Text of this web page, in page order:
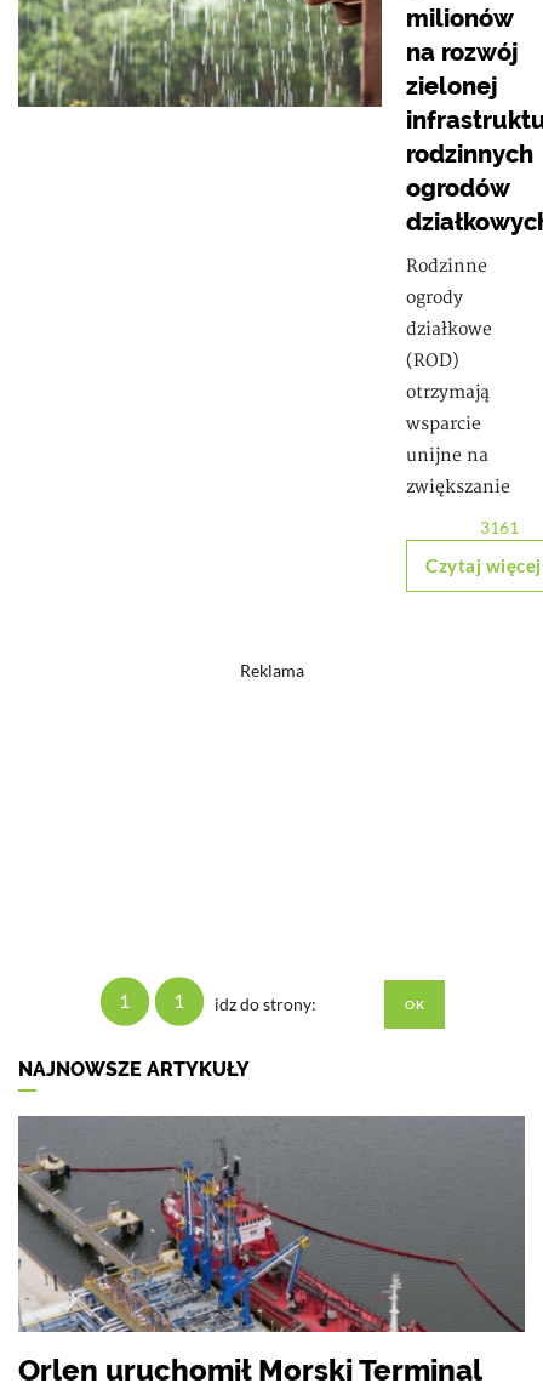
milionów
na rozwój
zielonej
rodzinnych
ogrodów
Rodzinne
ogrody
działkowe
(ROD)
otrzymają
wsparcie
unijne na
zwiększanie
3161
Czytaj więcej
Reklama
1 1 idz do strony:
NAJNOWSZE ARTYKUŁY
Orlen uruchomił Morski Terminal